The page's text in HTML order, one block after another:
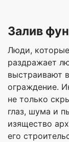
Залив
Люди,
раздражает
выстраивают
ограждение.
не только
глаз, шума и
изящество
его